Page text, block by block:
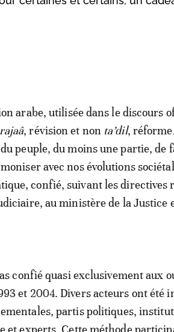
arabe, utilisée dans le discours
, révision et non ta’dil,
peuple, du moins une partie, de
avec nos évolutions
confié, suivant les directives
au ministère de la Justice
confié quasi exclusivement aux
et 2004. Divers acteurs ont été
partis politiques,
et experts. Cette méthode